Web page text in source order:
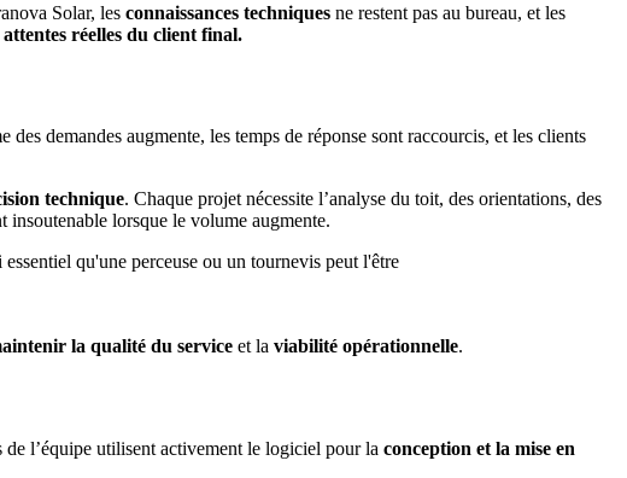
Solar, les connaissances techniques ne restent pas au bureau, et les
attentes réelles du client final.
demandes augmente, les temps de réponse sont raccourcis, et les clients
technique. Chaque projet nécessite l’analyse du toit, des orientations, des
insoutenable lorsque le volume augmente.
qu'une perceuse ou un tournevis peut l'être
la qualité du service et la viabilité opérationnelle.
l’équipe utilisent activement le logiciel pour la conception et la mise en